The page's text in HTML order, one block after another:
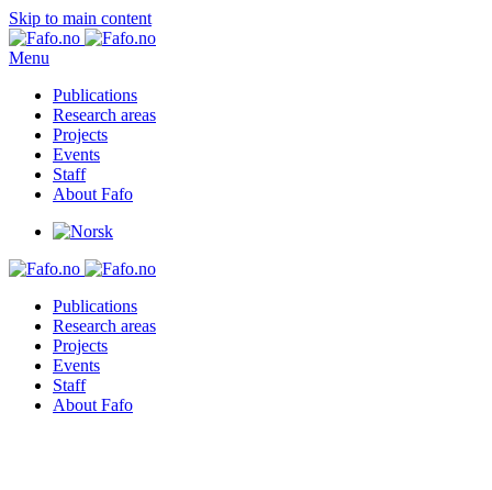
Skip to main content
Menu
Publications
Research areas
Projects
Events
Staff
About Fafo
Publications
Research areas
Projects
Events
Staff
About Fafo